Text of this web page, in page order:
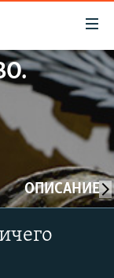
ОПИСАНИЕ